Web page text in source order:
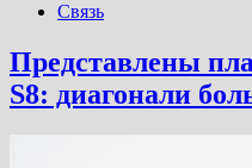
Связь
Представлены
S8: диагонали